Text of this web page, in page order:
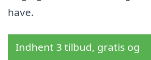
have.
Indhent 3 tilbud, gratis og